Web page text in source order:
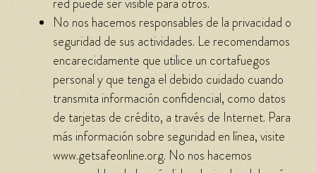
No nos hacemos responsables de la privacidad o
seguridad de sus actividades. Le recomendamos
encarecidamente que utilice un cortafuegos
personal y que tenga el debido cuidado cuando
transmita información confidencial, como datos
de tarjetas de crédito, a través de Internet. Para
más información sobre seguridad en línea, visite
www.getsafeonline.org. No nos hacemos